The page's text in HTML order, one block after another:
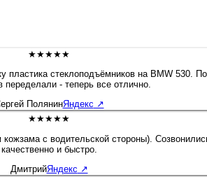
★★★★★
пластика стеклоподъёмников на BMW 530.
переделали - теперь все отлично.
ПолянинЯндекс ↗
★★★★★
с водительской стороны).
качественно и быстро.
ДмитрийЯндекс ↗